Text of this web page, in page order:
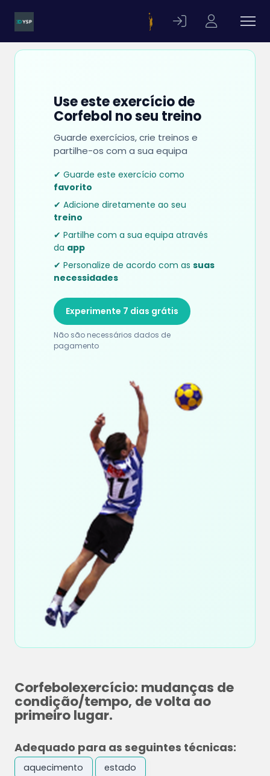
Use este exercício de
Corfebol no seu treino
Guarde exercícios, crie treinos e
partilhe-os com a sua equipa
✔ Guarde este exercício como
favorito
✔ Adicione diretamente ao seu
treino
✔ Partilhe com a sua equipa através
da app
✔ Personalize de acordo com as suas
necessidades
Experimente 7 dias grátis
Não são necessários dados de
pagamento
Corfebolexercício: mudanças de
condição/tempo, de volta ao
primeiro lugar.
Adequado para as seguintes técnicas:
aquecimento estado